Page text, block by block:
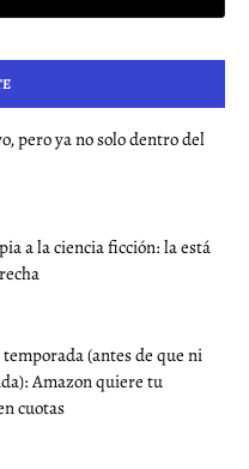
pero ya no solo dentro del
a la ciencia ficción: la está
(antes de que ni
Amazon quiere tu
cuotas